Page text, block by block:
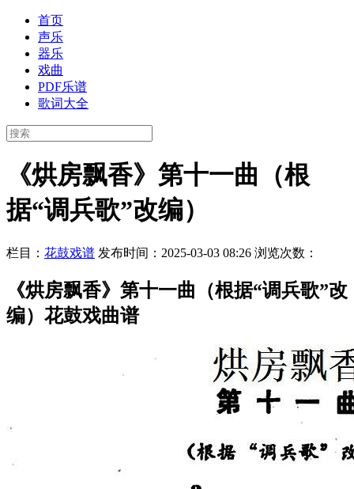
首页
声乐
器乐
戏曲
PDF乐谱
歌词大全
《烘房飘香》第十一曲（根
据“调兵歌”改编）
栏目： 花鼓戏谱 发布时间：2025-03-03 08:26 浏览次数：
《烘房飘香》第十一曲（根据“调兵歌”改
编）花鼓戏曲谱